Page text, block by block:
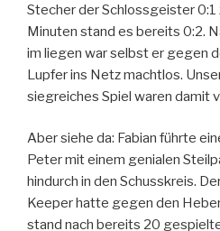
Stecher der Schlossgeister
Minuten stand es bereits 0:2.
im liegen war selbst er gegen
Lupfer ins Netz machtlos.
siegreiches Spiel waren damit
Aber siehe da: Fabian führte
Peter mit einem genialen
hindurch in den Schusskreis.
Keeper hatte gegen den
stand nach bereits 20